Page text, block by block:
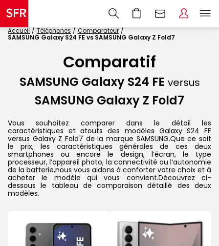
Accueil Téléphones
Comparateur
SAMSUNG Galaxy S24 FE vs SAMSUNG Galaxy Z Fold7
Comparatif
SAMSUNG Galaxy S24 FE versus
SAMSUNG Galaxy Z Fold7
Vous souhaitez comparer dans le détail les
caractéristiques et atouts des modèles Galaxy S24 FE
versus Galaxy Z Fold7 de la marque SAMSUNG.Que ce soit
le prix, les caractéristiques générales de ces deux
smartphones ou encore le design, l’écran, le type
processeur, l’appareil photo, la connectivité ou l’autonomie
de la batterie,nous vous aidons à conforter votre choix et à
acheter le modèle qui vous convient.Découvrez ci-
dessous le tableau de comparaison détaillé des deux
modèles.